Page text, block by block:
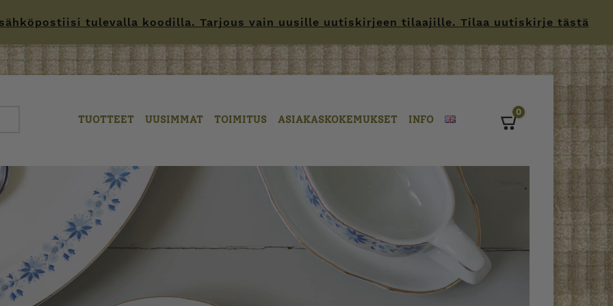
tulevalla koodilla. Tarjous vain uusille uutiskirjeen tilaajille. Tilaa uutiskirje tästä
TUOTTEET UUSIMMAT TOIMITUS ASIAKASKOKEMUKSET INFO
0